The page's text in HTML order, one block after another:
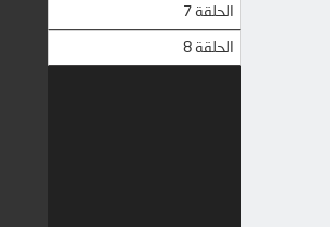
الحلقة 7
الحلقة 8